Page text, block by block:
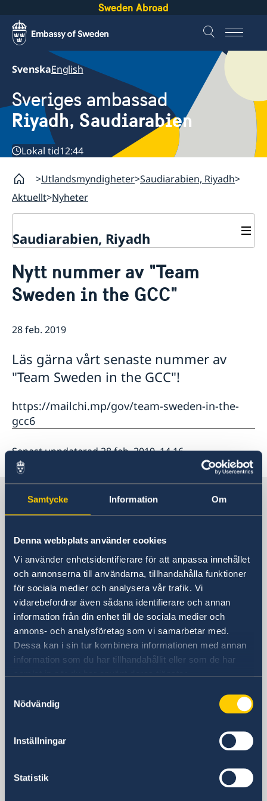
Samtycke Information Om
Denna webbplats använder cookies
Vi använder enhetsidentifierare för att anpassa innehållet
och annonserna till användarna, tillhandahålla funktioner
för sociala medier och analysera vår trafik. Vi
vidarebefordrar även sådana identifierare och annan
information från din enhet till de sociala medier och
annons- och analysföretag som vi samarbetar med.
Dessa kan i sin tur kombinera informationen med annan
information som du har tillhandahållit eller som de har
samlat in när du har använt deras tjänster.
Nödvändig
Inställningar
Statistik
Sweden Abroad
SvenskaEnglish
Sveriges ambassad
Riyadh, Saudiarabien
Lokal tid12:44
Utlandsmyndigheter Saudiarabien, Riyadh
Aktuellt Nyheter
Saudiarabien, Riyadh
Om oss
Så stöttar vi svenska företag
Svenska företag i Saudiarabien, Oman och Jemen
Nyheter
Avgifter
Nytt nummer av "Team
Sweden in the GCC"
28 feb. 2019
Läs gärna vårt senaste nummer av
"Team Sweden in the GCC"!
https://mailchi.mp/gov/team-sweden-in-the-
gcc6
Senast uppdaterad 28 feb. 2019, 14.16
Sverige i Saudiarabien
Sveriges ambassad
Besöksadress
Tayma Street
Lenah Residential Area
Diplomatic Quarter
Byggnad nummer: 3743
Zip: 12513-8384
Riyadh
Postadress
Embassy of Sweden
Riyadh 11693
Telefonnummer
Fax
+966-11-482-77- 96